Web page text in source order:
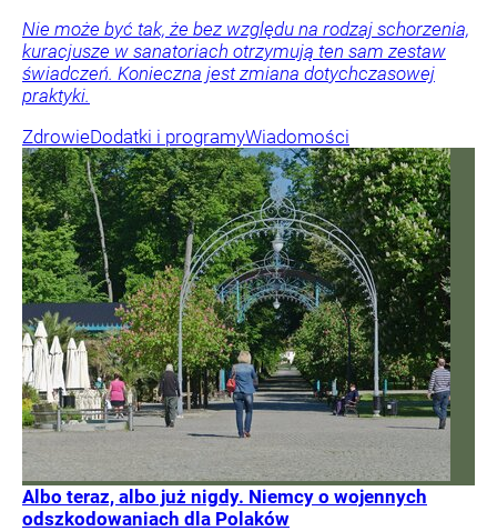
Nie może być tak, że bez względu na rodzaj schorzenia,
kuracjusze w sanatoriach otrzymują ten sam zestaw
świadczeń. Konieczna jest zmiana dotychczasowej
praktyki.
ZdrowieDodatki i programyWiadomości
Albo teraz, albo już nigdy. Niemcy o wojennych
odszkodowaniach dla Polaków